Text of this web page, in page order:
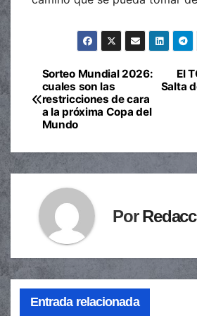
Navegación
de
El
Salta
Sorteo Mundial 2026:
cuales son las
restricciones de cara
a la próxima Copa del
Mundo
Por
Entrada relacionada